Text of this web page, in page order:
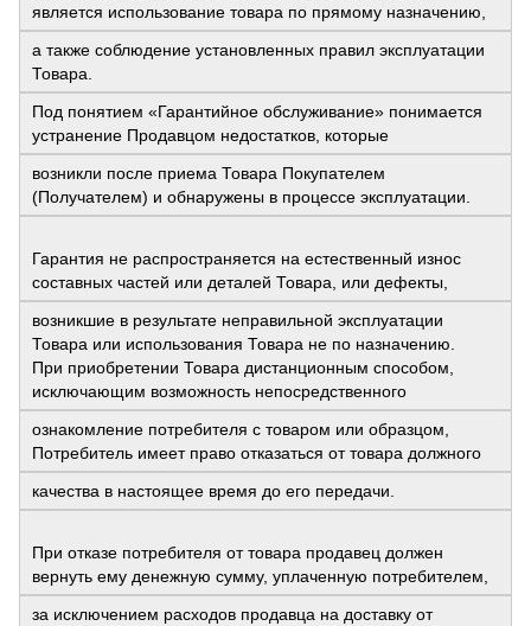
является использование товара по прямому назначению,
а также соблюдение установленных правил эксплуатации
Товара.
Под понятием «Гарантийное обслуживание» понимается
устранение Продавцом недостатков, которые
возникли после приема Товара Покупателем
(Получателем) и обнаружены в процессе эксплуатации.
Гарантия не распространяется на естественный износ
составных частей или деталей Товара, или дефекты,
возникшие в результате неправильной эксплуатации
Товара или использования Товара не по назначению.
При приобретении Товара дистанционным способом,
исключающим возможность непосредственного
ознакомление потребителя с товаром или образцом,
Потребитель имеет право отказаться от товара должного
качества в настоящее время до его передачи.
При отказе потребителя от товара продавец должен
вернуть ему денежную сумму, уплаченную потребителем,
за исключением расходов продавца на доставку от